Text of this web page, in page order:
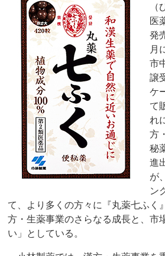
医
発
月
市
譲
ケ
て
れ
方
秘
進
が
ン
て、より多くの方々に『丸薬七ふく
方・生薬事業のさらなる成長と、市
い」としている。